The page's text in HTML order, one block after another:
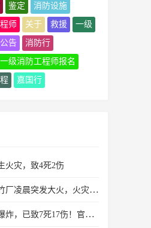
鉴定 消防设施
师 关于 救援 一级
公告 消防行
一级消防工程师报名
嘉国行
火灾，致4死2伤
，火灾系人为纵火，嫌疑人已被警方控制
已致7死17伤！官方通报→